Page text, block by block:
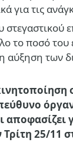
για τις
στεγαστικού
το ποσό του
αύξηση των
αποφασίζει
Τρίτη 25/11